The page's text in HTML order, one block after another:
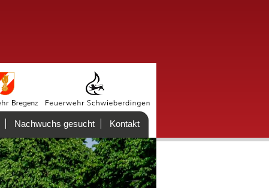
Nachwuchs gesucht Kontakt